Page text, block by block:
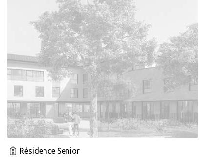
Résidence Senior